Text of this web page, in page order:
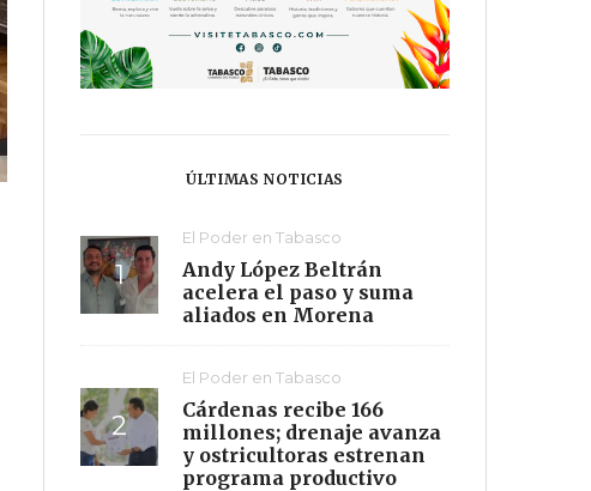
ÚLTIMAS NOTICIAS
El Poder en Tabasco
Andy López Beltrán
acelera el paso y suma
aliados en Morena
El Poder en Tabasco
Cárdenas recibe 166
millones; drenaje avanza
y ostricultoras estrenan
programa productivo